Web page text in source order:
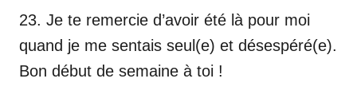
23. Je te remercie d’avoir été là pour moi
quand je me sentais seul(e) et désespéré(e).
Bon début de semaine à toi !